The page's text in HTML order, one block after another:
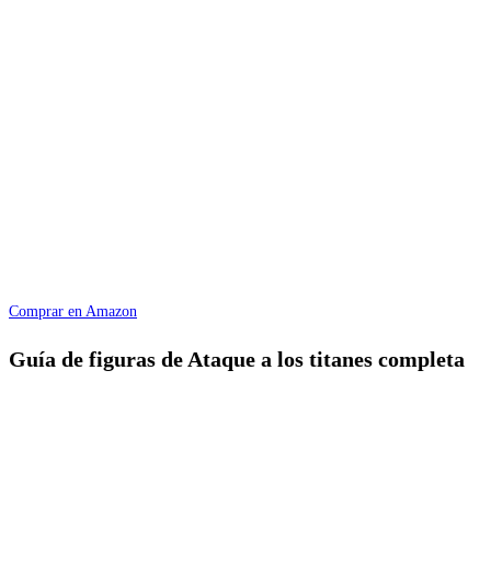
Comprar en Amazon
Guía de figuras de Ataque a los titanes completa